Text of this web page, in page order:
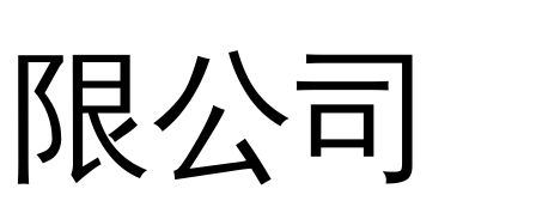
限公司